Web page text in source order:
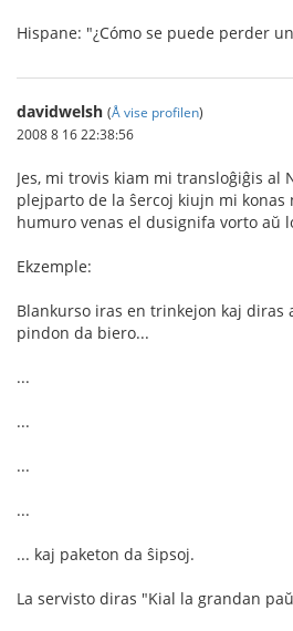
Hispane: "¿Cómo se puede perder
davidwelsh (Å vise profilen)
2008 8 16 22:38:56
Jes, mi trovis kiam mi transloĝiĝis al
plejparto de la ŝercoj kiujn mi konas
humuro venas el dusignifa vorto aŭ
Ekzemple:
Blankurso iras en trinkejon kaj diras
pindon da biero...
...
...
...
...
... kaj paketon da ŝipsoj.
La servisto diras "Kial la grandan